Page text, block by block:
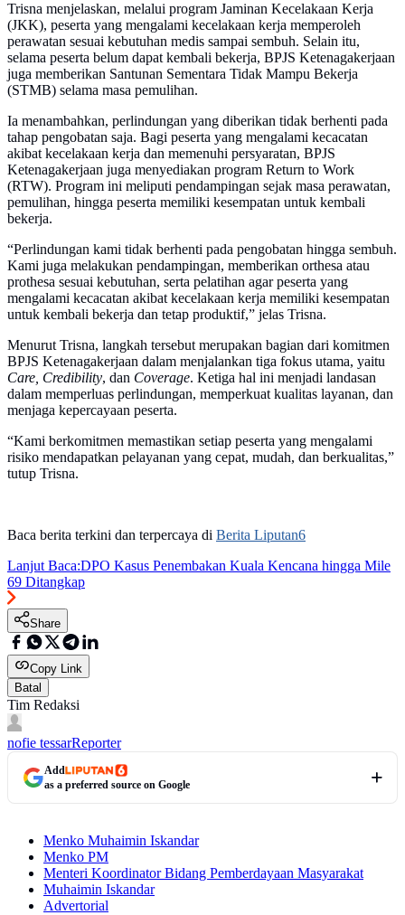
Trisna menjelaskan, melalui program Jaminan Kecelakaan Kerja
(JKK), peserta yang mengalami kecelakaan kerja memperoleh
perawatan sesuai kebutuhan medis sampai sembuh. Selain itu,
selama peserta belum dapat kembali bekerja, BPJS Ketenagakerjaan
juga memberikan Santunan Sementara Tidak Mampu Bekerja
(STMB) selama masa pemulihan.
Ia menambahkan, perlindungan yang diberikan tidak berhenti pada
tahap pengobatan saja. Bagi peserta yang mengalami kecacatan
akibat kecelakaan kerja dan memenuhi persyaratan, BPJS
Ketenagakerjaan juga menyediakan program Return to Work
(RTW). Program ini meliputi pendampingan sejak masa perawatan,
pemulihan, hingga peserta memiliki kesempatan untuk kembali
bekerja.
“Perlindungan kami tidak berhenti pada pengobatan hingga sembuh.
Kami juga melakukan pendampingan, memberikan orthesa atau
prothesa sesuai kebutuhan, serta pelatihan agar peserta yang
mengalami kecacatan akibat kecelakaan kerja memiliki kesempatan
untuk kembali bekerja dan tetap produktif,” jelas Trisna.
Menurut Trisna, langkah tersebut merupakan bagian dari komitmen
BPJS Ketenagakerjaan dalam menjalankan tiga fokus utama, yaitu
Care, Credibility, dan Coverage. Ketiga hal ini menjadi landasan
dalam memperluas perlindungan, memperkuat kualitas layanan, dan
menjaga kepercayaan peserta.
“Kami berkomitmen memastikan setiap peserta yang mengalami
risiko mendapatkan pelayanan yang cepat, mudah, dan berkualitas,”
tutup Trisna.
Baca berita terkini dan terpercaya di Berita Liputan6
Lanjut Baca:DPO Kasus Penembakan Kuala Kencana hingga Mile
69 Ditangkap
Share
Copy Link
Batal
Tim Redaksi
nofie tessarReporter
Add
as a preferred source on Google
Menko Muhaimin Iskandar
Menko PM
Menteri Koordinator Bidang Pemberdayaan Masyarakat
Muhaimin Iskandar
Advertorial